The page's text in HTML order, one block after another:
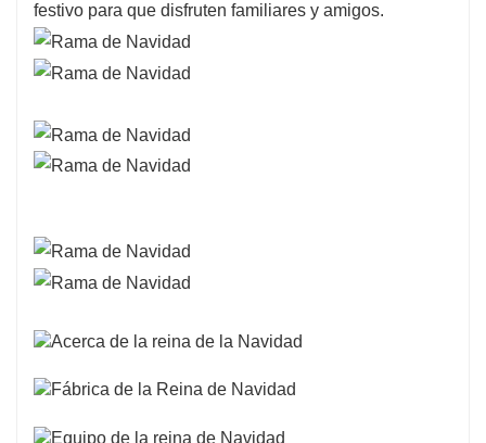
festivo para que disfruten familiares y amigos.